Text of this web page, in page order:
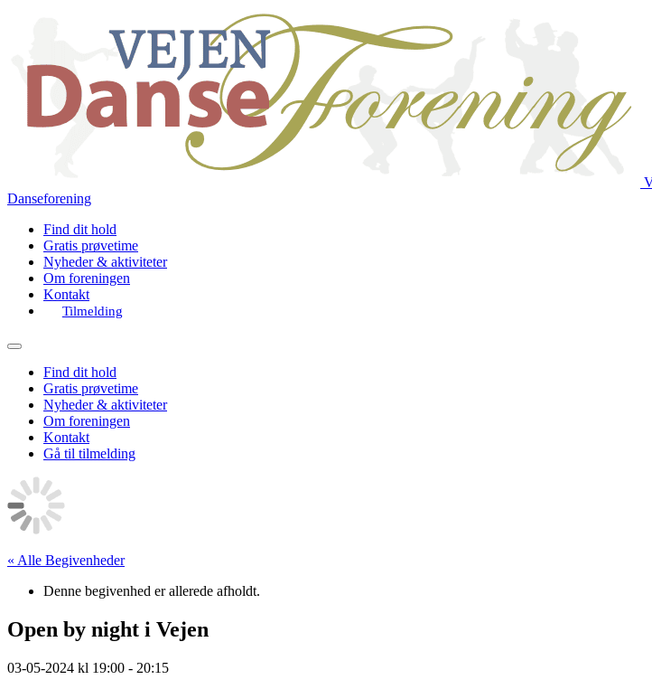
Danseforening
Find dit hold
Gratis prøvetime
Nyheder & aktiviteter
Om foreningen
Kontakt
Tilmelding
Find dit hold
Gratis prøvetime
Nyheder & aktiviteter
Om foreningen
Kontakt
Gå til tilmelding
« Alle Begivenheder
Denne begivenhed er allerede afholdt.
Open by night i Vejen
03-05-2024 kl 19:00 - 20:15